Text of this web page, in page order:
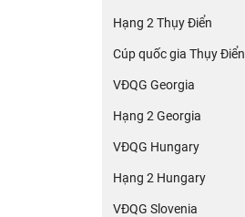
Hạng 2 Thụy Điển
Cúp quốc gia Thụy Điển
VĐQG Georgia
Hạng 2 Georgia
VĐQG Hungary
Hạng 2 Hungary
VĐQG Slovenia